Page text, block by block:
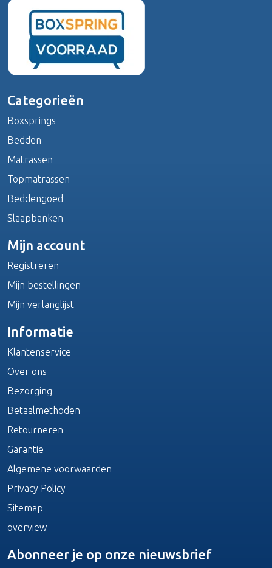
Categorieën
Boxsprings
Bedden
Matrassen
Topmatrassen
Beddengoed
Slaapbanken
Mijn account
Registreren
Mijn bestellingen
Mijn verlanglijst
Informatie
Klantenservice
Over ons
Bezorging
Betaalmethoden
Retourneren
Garantie
Algemene voorwaarden
Privacy Policy
Sitemap
overview
Abonneer je op onze nieuwsbrief